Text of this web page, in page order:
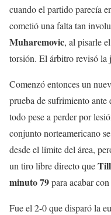
cuando el partido parecía
cometió una falta tan
Muharemovic, al pisarle
torsión. El árbitro revisó la
Comenzó entonces un
prueba de sufrimiento
todo pese a perder por
conjunto norteamericano
desde el límite del área,
un tiro libre directo que
minuto 79para acabar
Fue el 2-0 que disparó la